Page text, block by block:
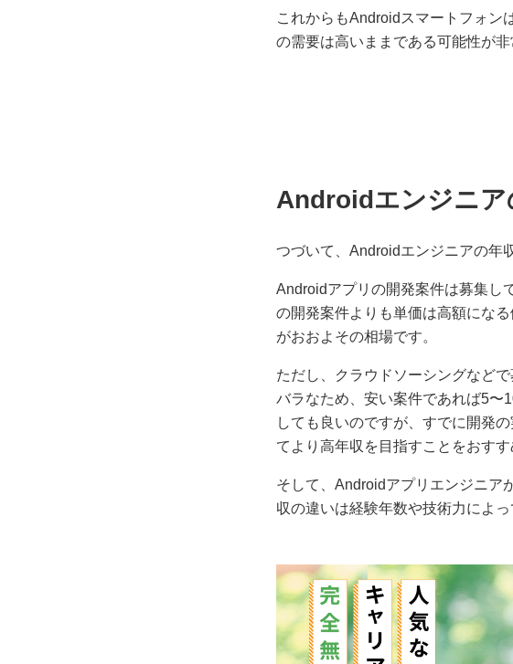
これからもAndroidスマートフォン
の需要は高いままである可能性が非
Androidエンジニア
つづいて、Androidエンジニアの年
Androidアプリの開発案件は募集し
の開発案件よりも単価は高額にな
がおおよその相場です。
ただし、クラウドソーシングなど
バラなため、安い案件であれば5〜
しても良いのですが、すでに開発
てより高年収を目指すことをおすす
そして、Androidアプリエンジニア
収の違いは経験年数や技術力によっ